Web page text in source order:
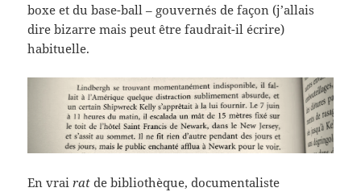
boxe et du base-ball – gouvernés de façon (j’allais
dire bizarre mais peut être faudrait-il écrire)
habituelle.
En vrairatde bibliothèque, documentaliste